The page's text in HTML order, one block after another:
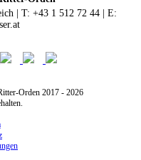
| T: +43 1 512 72 44 | E:
Orden 2017 - 2026